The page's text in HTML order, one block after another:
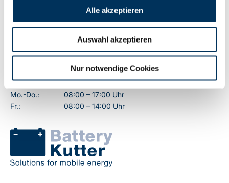
Alle akzeptieren
Auswahl akzeptieren
Nur notwendige Cookies
Robert-Koch-Straße 19a
22851 Norderstedt
T
+49 40 401 161-79
info@battery-kutter.de
Kundenservice:
Mo.-Do.:
08:00 – 17:00 Uhr
Fr.:
08:00 – 14:00 Uhr